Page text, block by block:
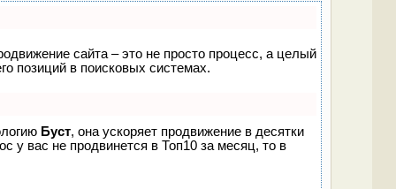
сайта – это не просто процесс, а целый
позиций в поисковых системах.
Буст, она ускоряет продвижение в десятки
у вас не продвинется в Топ10 за месяц, то в